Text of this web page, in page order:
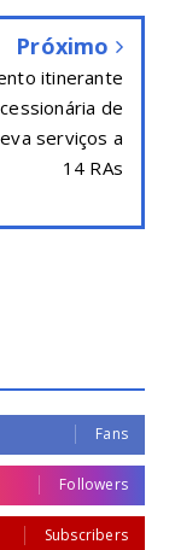
Próximo
itinerante
de
serviços a
14 RAs
Fans
Followers
Subscribers